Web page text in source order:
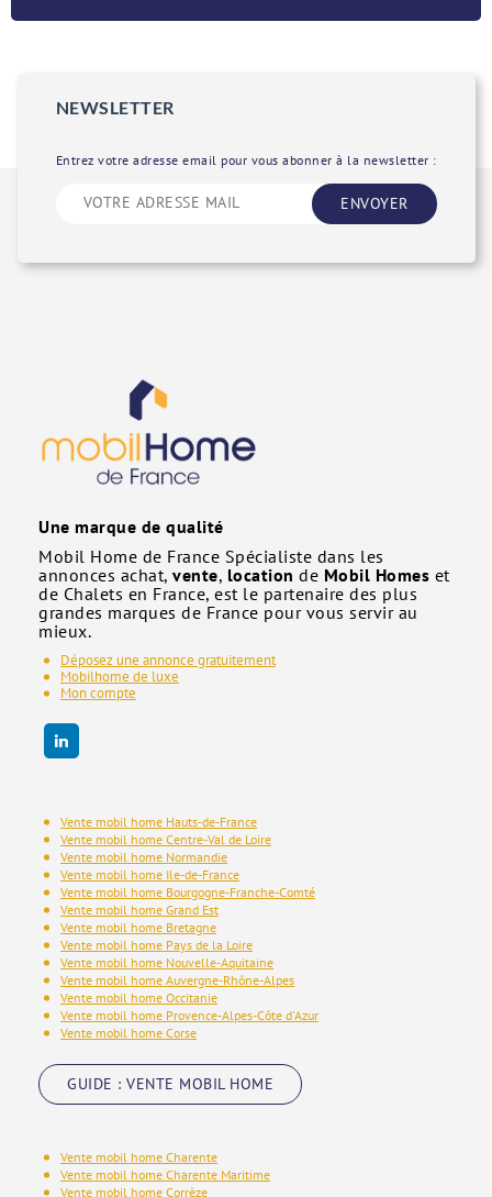
NEWSLETTER
Entrez votre adresse email pour vous abonner à la newsletter :
ENVOYER
Une marque de qualité
Mobil Home de France Spécialiste dans les
annonces achat, vente, location de Mobil Homes et
de Chalets en France, est le partenaire des plus
grandes marques de France pour vous servir au
mieux.
Déposez une annonce gratuitement
Mobilhome de luxe
Mon compte
Vente mobil home Hauts-de-France
Vente mobil home Centre-Val de Loire
Vente mobil home Normandie
Vente mobil home Ile-de-France
Vente mobil home Bourgogne-Franche-Comté
Vente mobil home Grand Est
Vente mobil home Bretagne
Vente mobil home Pays de la Loire
Vente mobil home Nouvelle-Aquitaine
Vente mobil home Auvergne-Rhône-Alpes
Vente mobil home Occitanie
Vente mobil home Provence-Alpes-Côte d'Azur
Vente mobil home Corse
GUIDE : VENTE MOBIL HOME
Vente mobil home Charente
Vente mobil home Charente Maritime
Vente mobil home Corrèze